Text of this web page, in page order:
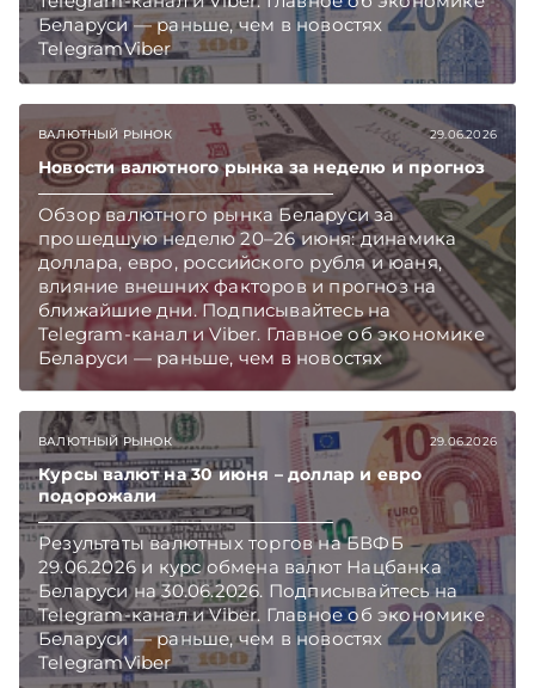
Беларуси — раньше, чем в новостях
TelegramViber
ВАЛЮТНЫЙ РЫНОК 29.06.2026
Новости валютного рынка за неделю и прогноз
Обзор валютного рынка Беларуси за
прошедшую неделю 20–26 июня: динамика
доллара, евро, российского рубля и юаня,
влияние внешних факторов и прогноз на
ближайшие дни. Подписывайтесь на
Telegram‑канал и Viber. Главное об экономике
Беларуси — раньше, чем в новостях
TelegramViber
ВАЛЮТНЫЙ РЫНОК 29.06.2026
Курсы валют на 30 июня – доллар и евро
подорожали
Результаты валютных торгов на БВФБ
29.06.2026 и курс обмена валют Нацбанка
Беларуси на 30.06.2026. Подписывайтесь на
Telegram‑канал и Viber. Главное об экономике
Беларуси — раньше, чем в новостях
TelegramViber